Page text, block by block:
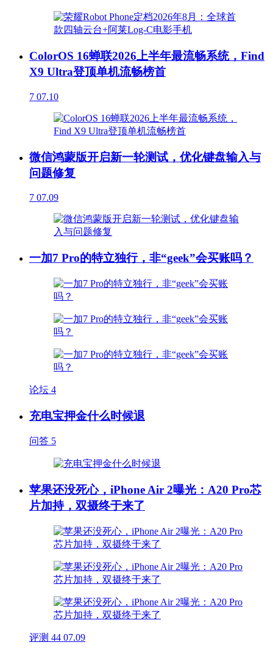
ColorOS 16蝉联2026上半年最流畅系统，Find
X9 Ultra登顶单机流畅榜首
7 07.10
微信鸿蒙版开启新一轮测试，优化键盘输入与
问题修复
7 07.09
一加7 Pro的特立独行，非“geek”会买账吗？
论坛 4
充电宝押金什么时候退
问答 5
苹果还没死心，iPhone Air 2曝光：A20 Pro芯
片加持，双摄终于来了
评测 44 07.09